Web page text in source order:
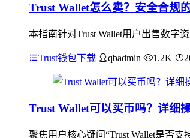
Trust Wallet怎么卖？安全合规
本指南针对Trust Wallet用户出售数字
Trust钱包下载 qbadmin 1.2K
Trust Wallet可以买币吗？详细
聚焦用户核心疑问“Trust Wallet是否